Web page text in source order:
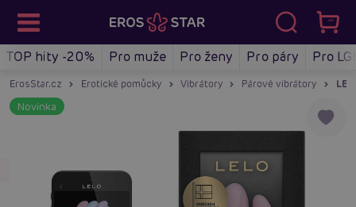
TOP hity -20% Pro muže Pro ženy Pro páry Pro
ErosStar.cz Erotické pomůcky Vibrátory Párové vibrátory
Novinka